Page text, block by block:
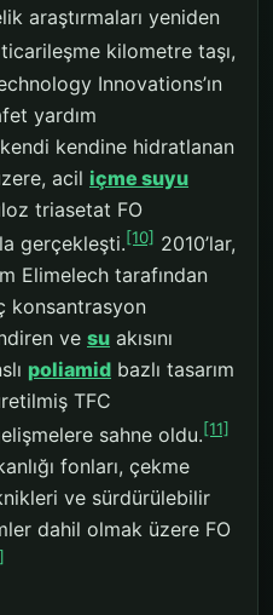
araştırmaları yeniden
kilometre taşı,
Innovations’ın
yardım
kendine hidratlanan
acil içme suyu
triasetat FO
gerçekleşti.[10] 2010’lar,
Elimelech tarafından
konsantrasyon
ve su akısını
poliamid bazlı tasarım
TFC
sahne oldu.[11]
fonları, çekme
ve sürdürülebilir
dahil olmak üzere FO